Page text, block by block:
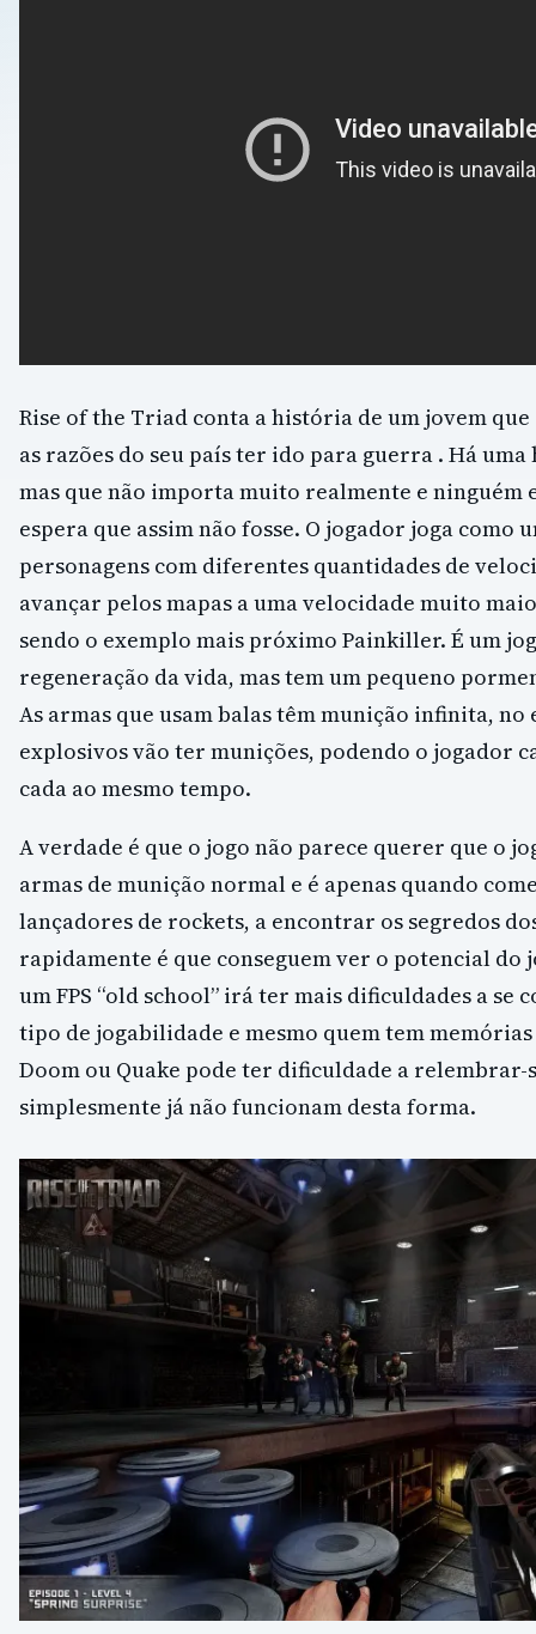
Rise of the Triad conta a história de um jovem
as razões do seu país ter ido para guerra . Há
mas que não importa muito realmente e ninguém
espera que assim não fosse. O jogador joga como
personagens com diferentes quantidades de
avançar pelos mapas a uma velocidade muito
sendo o exemplo mais próximo Painkiller. É um
regeneração da vida, mas tem um pequeno
As armas que usam balas têm munição infinita, no
explosivos vão ter munições, podendo o jogador
cada ao mesmo tempo.
A verdade é que o jogo não parece querer que o
armas de munição normal e é apenas quando
lançadores de rockets, a encontrar os segredos
rapidamente é que conseguem ver o potencial do
um FPS “old school” irá ter mais dificuldades a se
tipo de jogabilidade e mesmo quem tem
Doom ou Quake pode ter dificuldade a relembrar-
simplesmente já não funcionam desta forma.